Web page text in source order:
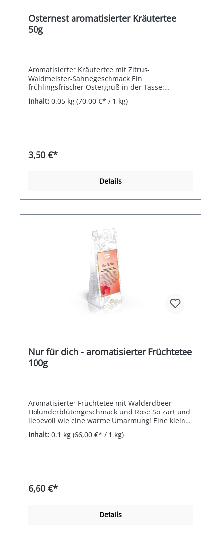
Osternest aromatisierter Kräutertee
50g
Aromatisierter Kräutertee mit Zitrus-
Waldmeister-Sahnegeschmack Ein
frühlingsfrischer Ostergruß in der Tasse:
Waldmeister und Zitrone schenken diesem Tee
seine unwiderstehliche Leichtigkeit. Abgerundet
Hibiskus weiß, Fenchel, Zitronenverbene (8%),
Zitronenschale (8%), Zitronenmyrthe (6%), süße
Ruhrkrautblüten, Ringelblumenblüten
Inhalt: 0.05 kg (70,00 €* / 1 kg)
3,50 €*
Details
Nur für dich - aromatisierter Früchtetee
100g
Aromatisierter Früchtetee mit Walderdbeer-
Holunderblütengeschmack und Rose So zart und
liebevoll wie eine warme Umarmung! Eine kleine
Geste für ganz besondere Herzensmenschen. Mit
süßem Geschmack von Walderdbeeren, sanften
Zimtstückchen, Rosenblüten (5%), Aroma,
Holunderblüten (3%), Erdbeerstückchen (3%),
Inhalt: 0.1 kg (66,00 €* / 1 kg)
6,60 €*
Details